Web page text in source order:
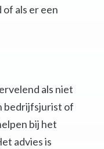
als er een
als niet
bedrijfsjurist of
bij het
advies is